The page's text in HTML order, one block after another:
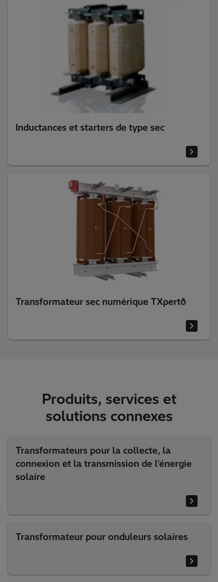
Inductances et starters de type sec
Transformateur sec numérique TXpertð
Produits, services et
solutions connexes
Transformateurs pour la collecte, la
connexion et la transmission de l’énergie
solaire
Transformateur pour onduleurs solaires